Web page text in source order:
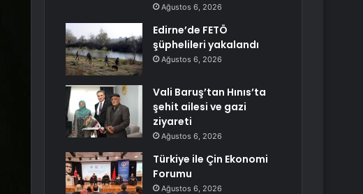
Ağustos 6, 2026
Edirne’de FETÖ
şüphelileri yakalandı
Ağustos 6, 2026
Vali Baruş’tan Hınıs’ta
şehit ailesi ve gazi
ziyareti
Ağustos 6, 2026
Türkiye ile Çin Ekonomi
Forumu
Ağustos 6, 2026